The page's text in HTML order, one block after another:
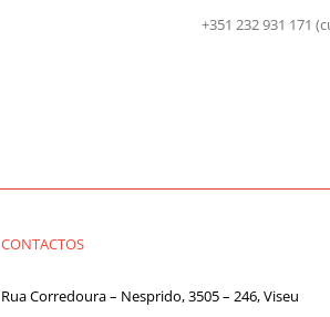
+351 232 931 171
CONTACTOS
Rua Corredoura – Nesprido, 3505 – 246, Viseu